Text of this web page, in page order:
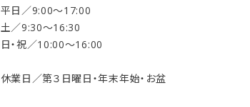
平日／9:00〜17:00
土／9:30〜16:30
日・祝／10:00〜16:00
休業日／第３日曜日・年末年始・お盆